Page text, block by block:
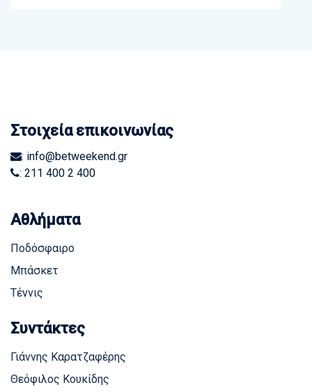
Στοιχεία επικοινωνίας
: info@betweekend.gr
: 211 400 2 400
Αθλήματα
Ποδόσφαιρο
Μπάσκετ
Τέννις
Συντάκτες
Γιάννης Καρατζαφέρης
Θεόφιλος Κουκίδης